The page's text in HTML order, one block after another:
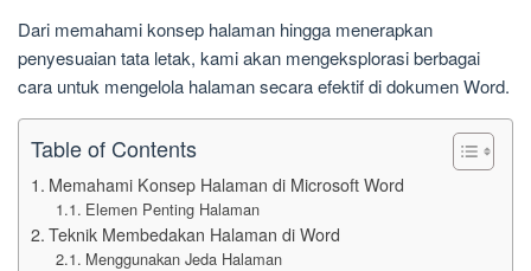
Dari memahami konsep halaman hingga menerapkan
penyesuaian tata letak, kami akan mengeksplorasi berbagai
cara untuk mengelola halaman secara efektif di dokumen Word.
Table of Contents
Memahami Konsep Halaman di Microsoft Word
Elemen Penting Halaman
Teknik Membedakan Halaman di Word
Menggunakan Jeda Halaman